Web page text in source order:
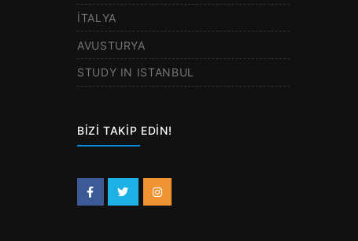
İTALYA
AVUSTURYA
STUDY IN ISTANBUL
BİZİ TAKİP EDİN!